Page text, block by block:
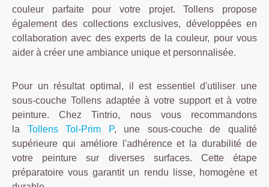
couleur parfaite pour votre projet. Tollens propose
également des collections exclusives, développées en
collaboration avec des experts de la couleur, pour vous
aider à créer une ambiance unique et personnalisée.
Pour un résultat optimal, il est essentiel d'utiliser une
sous-couche Tollens adaptée à votre support et à votre
peinture. Chez Tintrio, nous vous recommandons
la Tollens Tol-Prim P, une sous-couche de qualité
supérieure qui améliore l'adhérence et la durabilité de
votre peinture sur diverses surfaces. Cette étape
préparatoire vous garantit un rendu lisse, homogène et